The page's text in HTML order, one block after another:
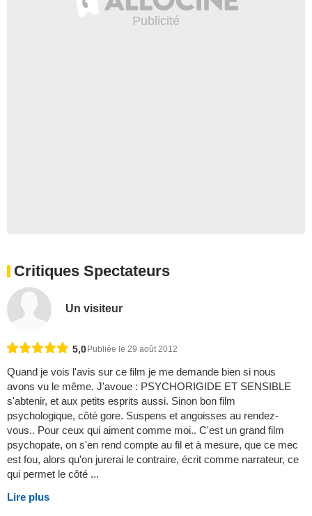
Critiques Spectateurs
Un visiteur
5,0 Publiée le 29 août 2012
Quand je vois l'avis sur ce film je me demande bien si nous
avons vu le même. J'avoue : PSYCHORIGIDE ET SENSIBLE
s'abtenir, et aux petits esprits aussi. Sinon bon film
psychologique, côté gore. Suspens et angoisses au rendez-
vous.. Pour ceux qui aiment comme moi.. C'est un grand film
psychopate, on s'en rend compte au fil et à mesure, que ce mec
est fou, alors qu'on jurerai le contraire, écrit comme narrateur, ce
qui permet le côté ...
Lire plus